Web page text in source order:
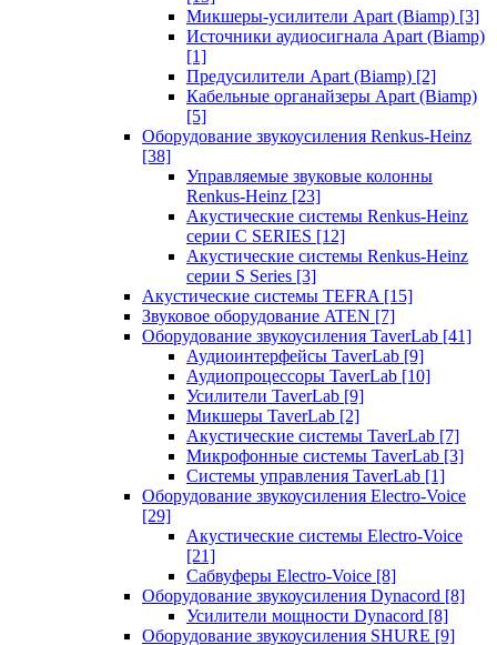
Микшеры-усилители Apart (Biamp) [3]
Источники аудиосигнала Apart (Biamp)
[1]
Предусилители Apart (Biamp) [2]
Кабельные органайзеры Apart (Biamp)
[5]
Оборудование звукоусиления Renkus-Heinz
[38]
Управляемые звуковые колонны
Renkus-Heinz [23]
Акустические системы Renkus-Heinz
серии C SERIES [12]
Акустические системы Renkus-Heinz
серии S Series [3]
Акустические системы TEFRA [15]
Звуковое оборудование ATEN [7]
Оборудование звукоусиления TaverLab [41]
Аудиоинтерфейсы TaverLab [9]
Аудиопроцессоры TaverLab [10]
Усилители TaverLab [9]
Микшеры TaverLab [2]
Акустические системы TaverLab [7]
Микрофонные системы TaverLab [3]
Системы управления TaverLab [1]
Оборудование звукоусиления Electro-Voice
[29]
Акустические системы Electro-Voice
[21]
Сабвуферы Electro-Voice [8]
Оборудование звукоусиления Dynacord [8]
Усилители мощности Dynacord [8]
Оборудование звукоусиления SHURE [9]